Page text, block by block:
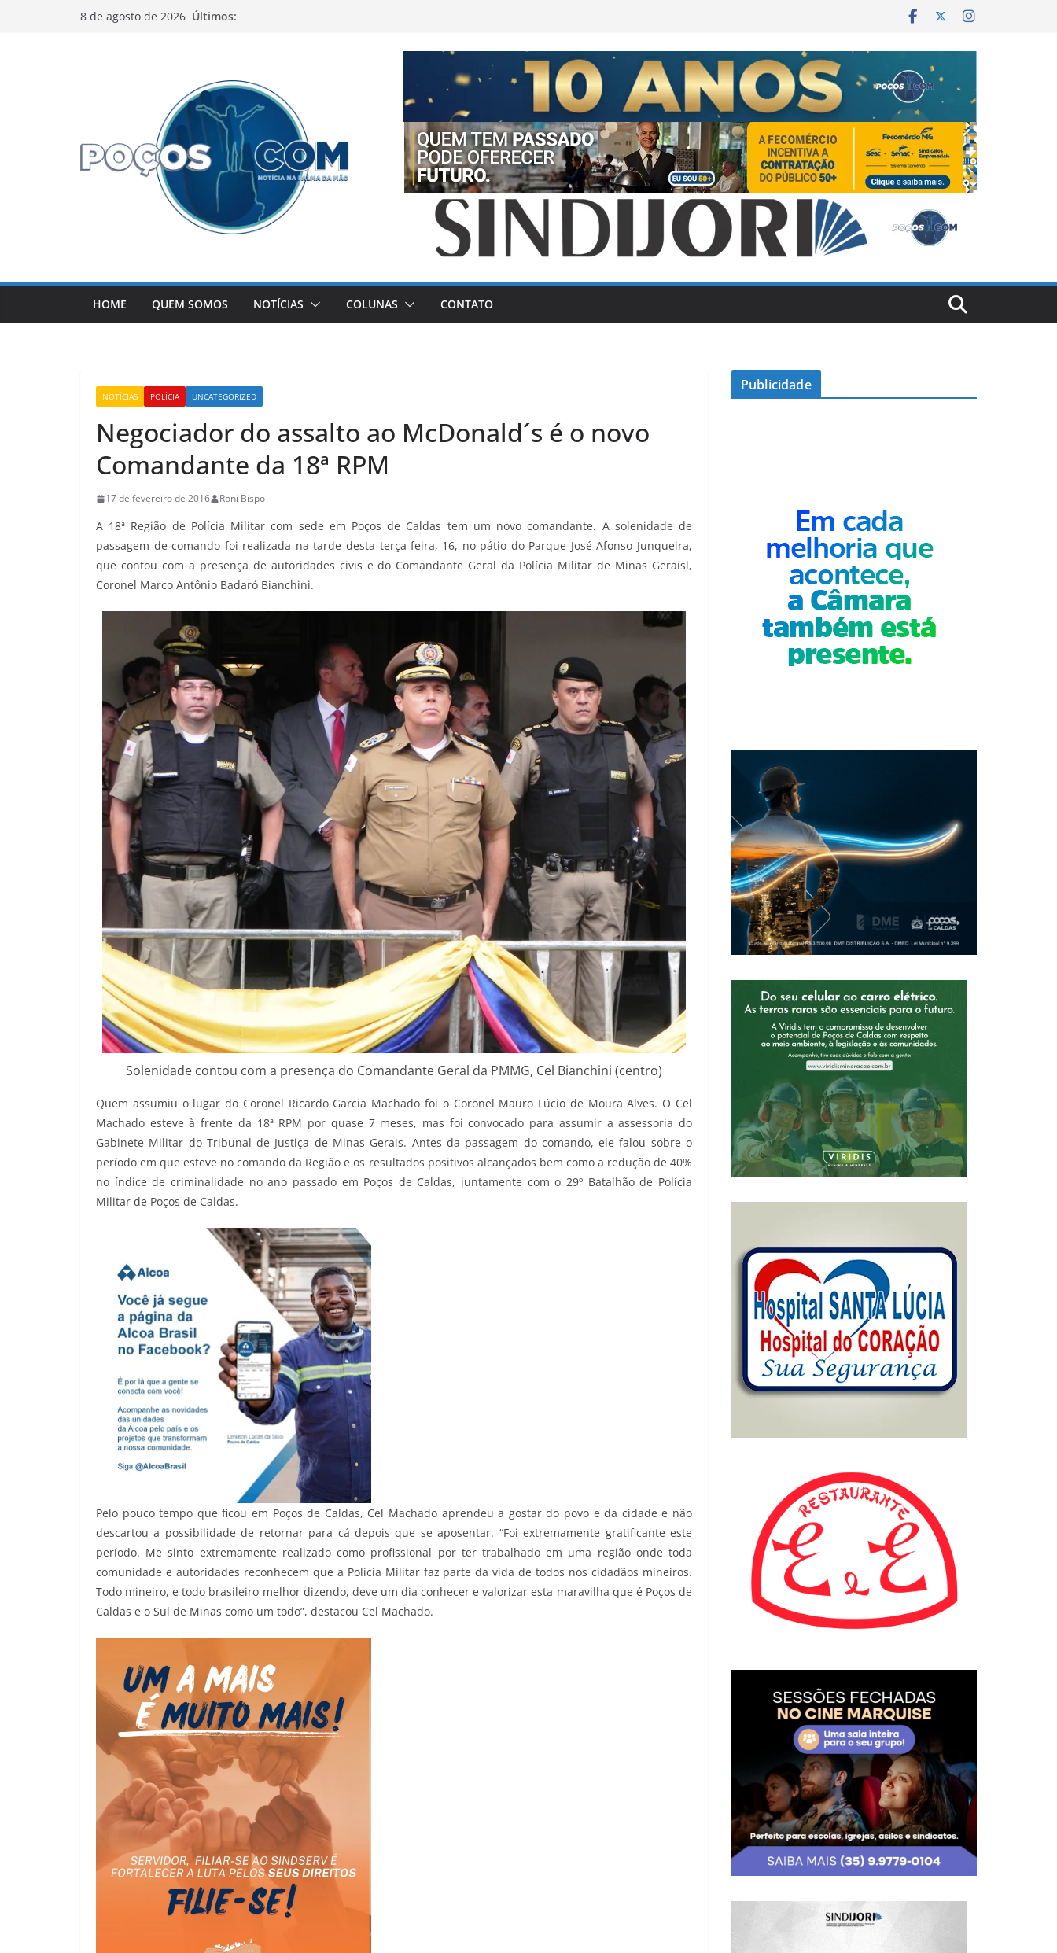
8 de agosto de 2026 Últimos:
HOME QUEM SOMOS NOTÍCIAS COLUNAS CONTATO
NOTÍCIAS POLÍCIA UNCATEGORIZED
Negociador do assalto ao McDonald´s é o novo
Comandante da 18ª RPM
17 de fevereiro de 2016 Roni Bispo
A 18ª Região de Polícia Militar com sede em Poços de Caldas tem um novo comandante. A solenidade de
passagem de comando foi realizada na tarde desta terça-feira, 16, no pátio do Parque José Afonso Junqueira,
que contou com a presença de autoridades civis e do Comandante Geral da Polícia Militar de Minas Geraisl,
Coronel Marco Antônio Badaró Bianchini.
Solenidade contou com a presença do Comandante Geral da PMMG, Cel Bianchini (centro)
Quem assumiu o lugar do Coronel Ricardo Garcia Machado foi o Coronel Mauro Lúcio de Moura Alves. O Cel
Machado esteve à frente da 18ª RPM por quase 7 meses, mas foi convocado para assumir a assessoria do
Gabinete Militar do Tribunal de Justiça de Minas Gerais. Antes da passagem do comando, ele falou sobre o
período em que esteve no comando da Região e os resultados positivos alcançados bem como a redução de 40%
no índice de criminalidade no ano passado em Poços de Caldas, juntamente com o 29º Batalhão de Polícia
Militar de Poços de Caldas.
Pelo pouco tempo que ficou em Poços de Caldas, Cel Machado aprendeu a gostar do povo e da cidade e não
descartou a possibilidade de retornar para cá depois que se aposentar. “Foi extremamente gratificante este
período. Me sinto extremamente realizado como profissional por ter trabalhado em uma região onde toda
comunidade e autoridades reconhecem que a Polícia Militar faz parte da vida de todos nos cidadãos mineiros.
Todo mineiro, e todo brasileiro melhor dizendo, deve um dia conhecer e valorizar esta maravilha que é Poços de
Caldas e o Sul de Minas como um todo”, destacou Cel Machado.
Publicidade